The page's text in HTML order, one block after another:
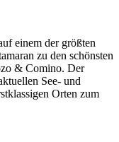
einem der größten
zu den schönsten
& Comino. Der
See- und
Orten zum